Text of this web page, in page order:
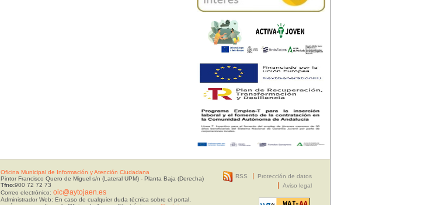
Oficina Municipal de Información y Atención Ciudadana
Pintor Francisco Quero de Miguel s/n (Lateral UPM) - Planta Baja (Derecha)
Tfno:900 72 72 73
Correo electrónico: oic@aytojaen.es
Administrador Web: En caso de cualquier duda técnica sobre el portal,
RSS
Protección de datos
Aviso legal